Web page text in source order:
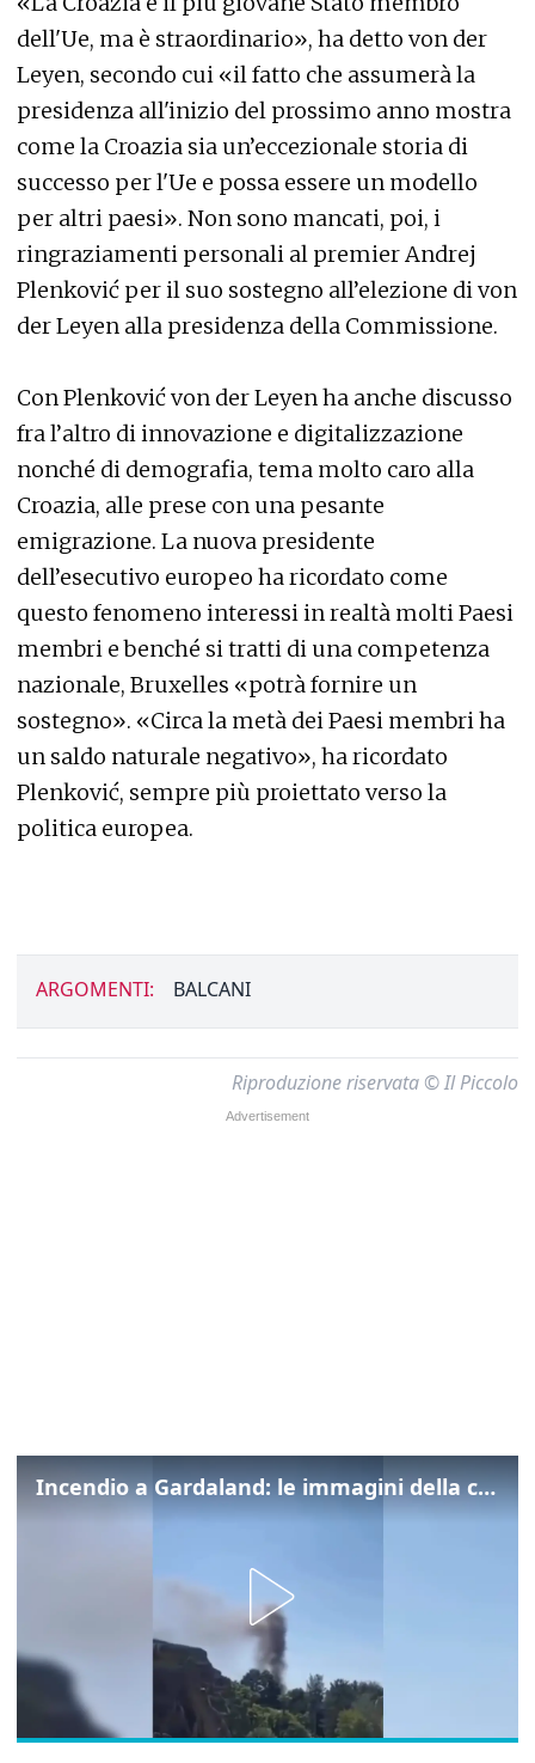
dell'Ue, ma è straordinario», ha detto von der
Leyen, secondo cui «il fatto che assumerà la
presidenza all'inizio del prossimo anno mostra
come la Croazia sia un’eccezionale storia di
successo per l'Ue e possa essere un modello
per altri paesi». Non sono mancati, poi, i
ringraziamenti personali al premier Andrej
Plenković per il suo sostegno all’elezione di von
der Leyen alla presidenza della Commissione.
Con Plenković von der Leyen ha anche discusso
fra l’altro di innovazione e digitalizzazione
nonché di demografia, tema molto caro alla
Croazia, alle prese con una pesante
emigrazione. La nuova presidente
dell’esecutivo europeo ha ricordato come
questo fenomeno interessi in realtà molti Paesi
membri e benché si tratti di una competenza
nazionale, Bruxelles «potrà fornire un
sostegno». «Circa la metà dei Paesi membri ha
un saldo naturale negativo», ha ricordato
Plenković, sempre più proiettato verso la
politica europea.
ARGOMENTI: BALCANI
Riproduzione riservata © Il Piccolo
Incendio a Gardaland: le immagini della colonna di fumo